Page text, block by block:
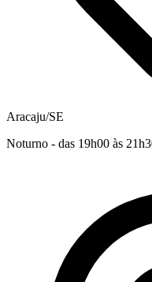
Aracaju/SE
Noturno - das 19h00 às